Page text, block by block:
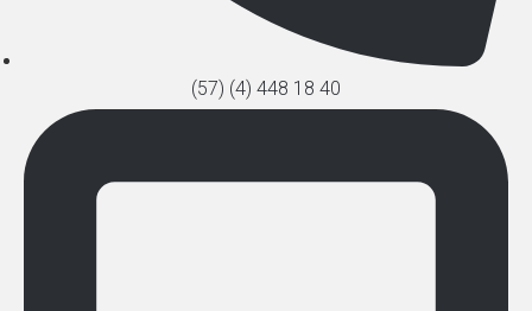
(57) (4) 448 18 40